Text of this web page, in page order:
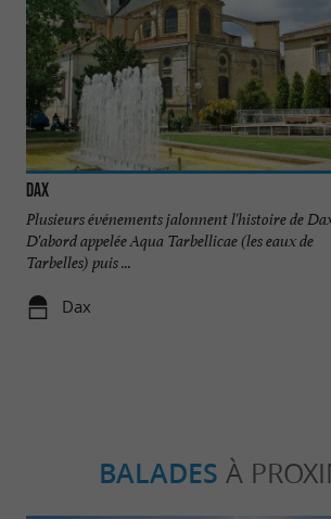
Dax
Plusieurs événements jalonnent l'histoire de
D'abord appelée Aqua Tarbellicae (les eaux de
Tarbelles) puis ...
Dax
BALADES À